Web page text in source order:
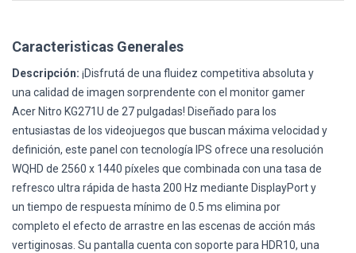
Caracteristicas Generales
Descripción: ¡Disfrutá de una fluidez competitiva absoluta y
una calidad de imagen sorprendente con el monitor gamer
Acer Nitro KG271U de 27 pulgadas! Diseñado para los
entusiastas de los videojuegos que buscan máxima velocidad y
definición, este panel con tecnología IPS ofrece una resolución
WQHD de 2560 x 1440 píxeles que combinada con una tasa de
refresco ultra rápida de hasta 200 Hz mediante DisplayPort y
un tiempo de respuesta mínimo de 0.5 ms elimina por
completo el efecto de arrastre en las escenas de acción más
vertiginosas. Su pantalla cuenta con soporte para HDR10, una